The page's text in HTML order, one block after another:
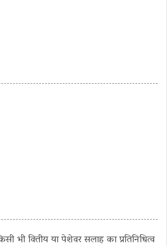
भी वित्तीय या पेशेवर सलाह का प्रतिनिधित्व